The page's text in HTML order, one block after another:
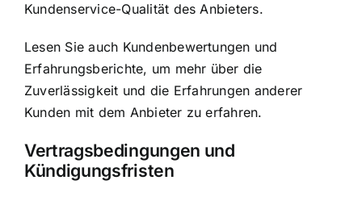
Kundenservice-Qualität des Anbieters.
Lesen Sie auch Kundenbewertungen und
Erfahrungsberichte, um mehr über die
Zuverlässigkeit und die Erfahrungen anderer
Kunden mit dem Anbieter zu erfahren.
Vertragsbedingungen und
Kündigungsfristen